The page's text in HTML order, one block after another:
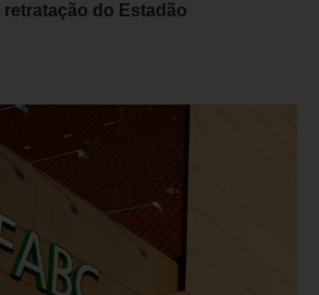
do Estadão